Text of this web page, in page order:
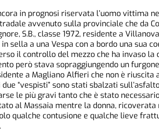
in prognosi riservata l’uomo vittima
avvenuto sulla provinciale che da
S.B., classe 1972, residente a
sella a una Vespa con a bordo una sua
il controllo del mezzo che ha invaso la
però stava sopraggiungendo un
a Magliano Alfieri che non è riuscita
“vespisti” sono stati sbalzati
le più gravi tanto che è stato
al Massaia mentre la donna, ricoverata
qualche contusione e qualche lieve